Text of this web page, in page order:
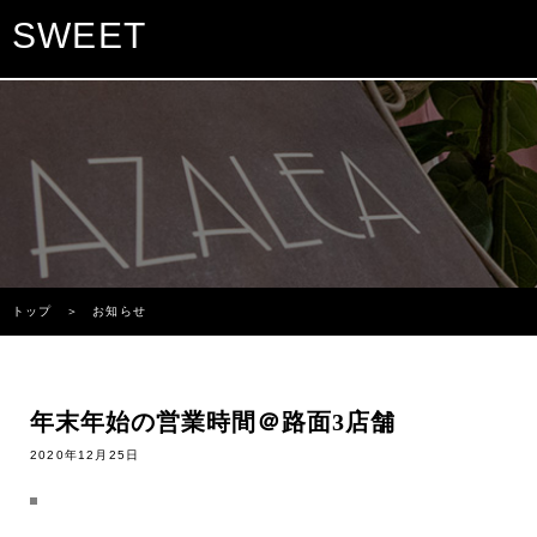
SWEET
トップ ＞ お知らせ
年末年始の営業時間＠路面3店舗
2020年12月25日